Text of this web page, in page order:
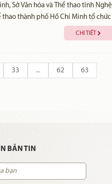
Sở Văn hóa và Thể thao tỉnh Nghệ
thao thành phố Hồ Chí Minh tổ chức
đoạn 2019 – 2021 và ký kết thỏa
-2025 giữa thành phố Hồ Chí
CHI TIẾT
33 ... 62 63
BẢN TIN